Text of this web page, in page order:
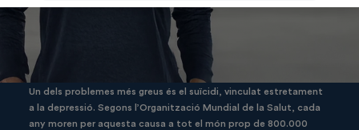
Un dels problemes més greus és el suïcidi, vinculat estretament
a la depressió. Segons l’Organització Mundial de la Salut, cada
any moren per aquesta causa a tot el món prop de 800.000